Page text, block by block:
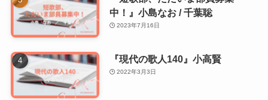
中！』小島なお / 千葉聡
2023年7月16日
『現代の歌人140』小高賢
2022年3月3日